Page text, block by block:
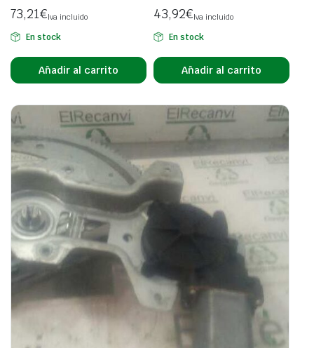
73,21€Iva incluido
En stock
Añadir al carrito
43,92€Iva incluido
En stock
Añadir al carrito